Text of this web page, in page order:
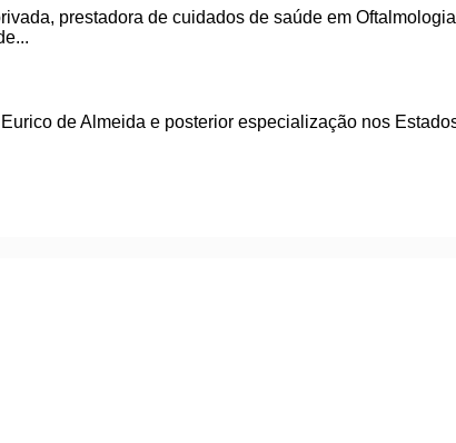
prestadora de cuidados de saúde em
de Almeida e posterior especialização nos